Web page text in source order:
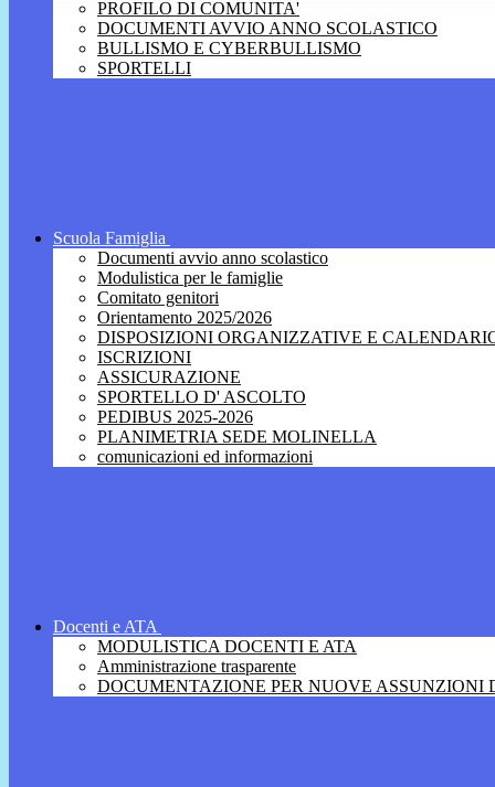
PROFILO DI COMUNITA'
DOCUMENTI AVVIO ANNO SCOLASTICO
BULLISMO E CYBERBULLISMO
SPORTELLI
Scuola Famiglia
Documenti avvio anno scolastico
Modulistica per le famiglie
Comitato genitori
Orientamento 2025/2026
DISPOSIZIONI ORGANIZZATIVE E
ISCRIZIONI
ASSICURAZIONE
SPORTELLO D' ASCOLTO
PEDIBUS 2025-2026
PLANIMETRIA SEDE MOLINELLA
comunicazioni ed informazioni
Docenti e ATA
MODULISTICA DOCENTI E ATA
Amministrazione trasparente
DOCUMENTAZIONE PER NUOVE ASSUNZIONI